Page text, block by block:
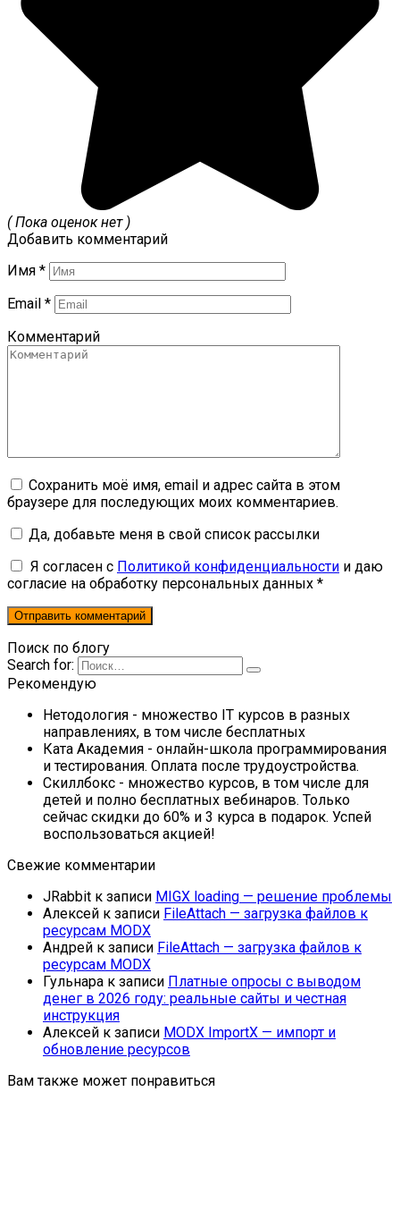
( Пока оценок нет )
Добавить комментарий
Имя *
Email *
Комментарий
Сохранить моё имя, email и адрес сайта в этом
браузере для последующих моих комментариев.
Да, добавьте меня в свой список рассылки
Я согласен с Политикой конфиденциальности и даю
согласие на обработку персональных данных *
Поиск по блогу
Search for:
Рекомендую
Нетодология - множество IT курсов в разных
направлениях, в том числе бесплатных
Ката Академия - онлайн-школа программирования
и тестирования. Оплата после трудоустройства.
Скиллбокс - множество курсов, в том числе для
детей и полно бесплатных вебинаров. Только
сейчас скидки до 60% и 3 курса в подарок. Успей
воспользоваться акцией!
Свежие комментарии
JRabbit к записи MIGX loading — решение проблемы
Алексей к записи FileAttach — загрузка файлов к
ресурсам MODX
Андрей к записи FileAttach — загрузка файлов к
ресурсам MODX
Гульнара к записи Платные опросы с выводом
денег в 2026 году: реальные сайты и честная
инструкция
Алексей к записи MODX ImportX — импорт и
обновление ресурсов
Вам также может понравиться